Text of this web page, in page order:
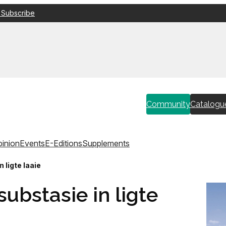
Community
EventsE-EditionsSupplements
ligte laaie
in ligte